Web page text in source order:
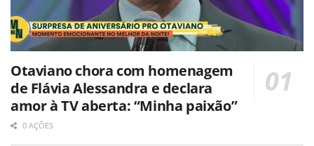
Otaviano chora com homenagem
de Flávia Alessandra e declara
amor à TV aberta: “Minha paixão”
0 AÇÕES